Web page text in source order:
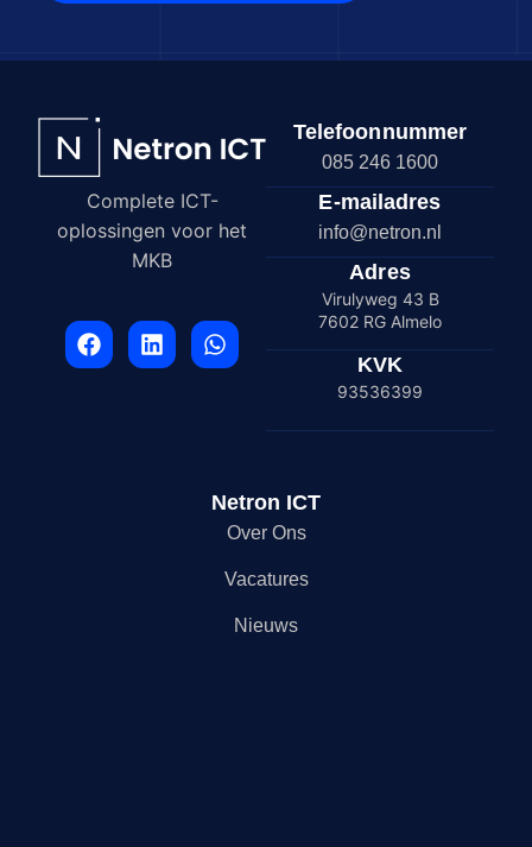
Complete ICT-
oplossingen voor het
MKB
Telefoonnummer
085 246 1600
E-mailadres
info@netron.nl
Adres
Virulyweg 43 B
7602 RG Almelo
KVK
93536399
Netron ICT
Over Ons
Vacatures
Nieuws